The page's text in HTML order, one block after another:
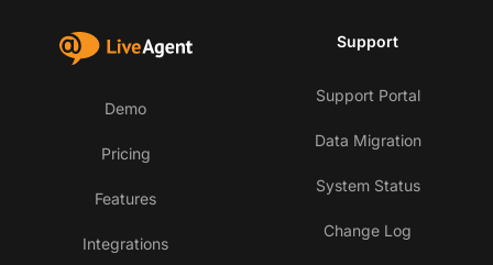
Demo
Pricing
Features
Integrations
Support
Support Portal
Data Migration
System Status
Change Log